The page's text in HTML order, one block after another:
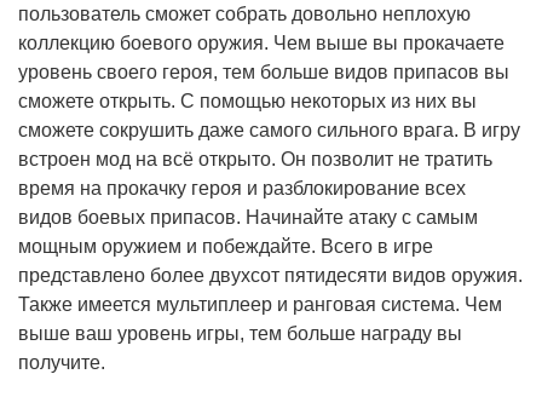
пользователь сможет собрать довольно неплохую
коллекцию боевого оружия. Чем выше вы прокачаете
уровень своего героя, тем больше видов припасов вы
сможете открыть. С помощью некоторых из них вы
сможете сокрушить даже самого сильного врага. В игру
встроен мод на всё открыто. Он позволит не тратить
время на прокачку героя и разблокирование всех
видов боевых припасов. Начинайте атаку с самым
мощным оружием и побеждайте. Всего в игре
представлено более двухсот пятидесяти видов оружия.
Также имеется мультиплеер и ранговая система. Чем
выше ваш уровень игры, тем больше награду вы
получите.